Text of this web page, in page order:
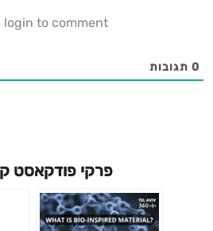
login to comment
0 תגובות
פרקי פודקאסט